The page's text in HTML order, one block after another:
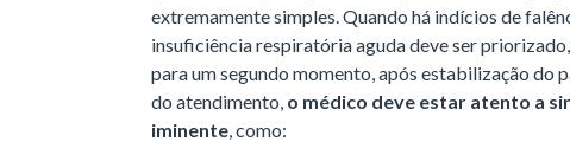
extremamente simples. Quando há indícios de
insuficiência respiratória aguda deve ser
para um segundo momento, após estabilização do
do atendimento, o médico deve estar atento a
iminente, como: